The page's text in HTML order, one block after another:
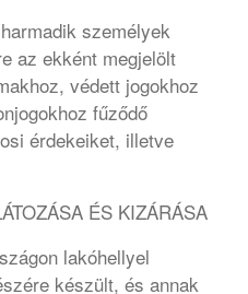
személyek
az ekként megjelölt
védett jogokhoz
fűződő
érdekeiket, illetve
ÉS KIZÁRÁSA
lakóhellyel
készült, és annak